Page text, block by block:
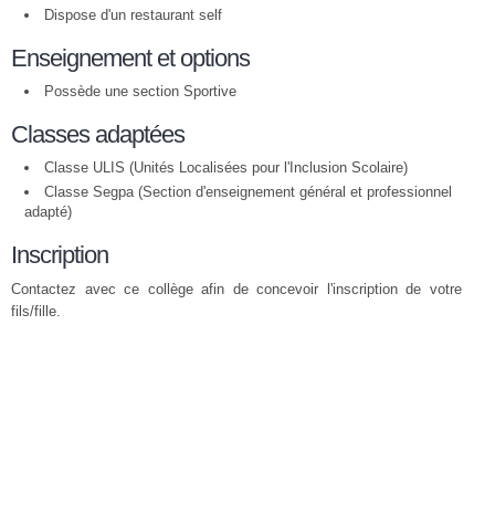
Dispose d'un restaurant self
Enseignement et options
Possède une section Sportive
Classes adaptées
Classe ULIS (Unités Localisées pour l'Inclusion Scolaire)
Classe Segpa (Section d'enseignement général et professionnel
adapté)
Inscription
Contactez avec ce collège afin de concevoir l'inscription de votre
fils/fille.